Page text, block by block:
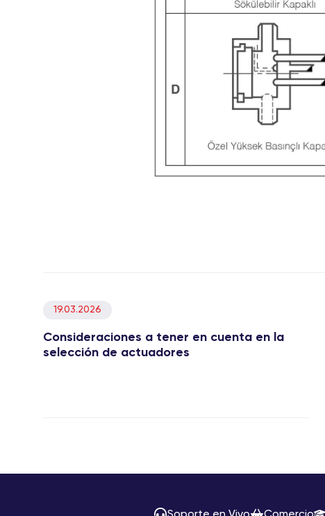
19.03.2026
Consideraciones a tener en cuenta en la
selección de actuadores